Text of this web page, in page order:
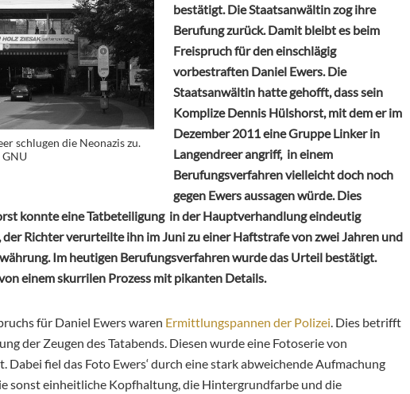
schlugen die Neonazis zu.
bestätigt. Die Staatsanwältin zog ihre
Berufung zurück. Damit bleibt es beim
Freispruch für den einschlägig
vorbestraften Daniel Ewers. Die
Staatsanwältin hatte gehofft, dass sein
Komplize Dennis Hülshorst, mit dem er im
Dezember 2011 eine Gruppe Linker in
Langendreer angriff, in einem
Berufungsverfahren vielleicht doch noch
gegen Ewers aussagen würde. Dies
konnte eine Tatbeteiligung in der Hauptverhandlung eindeutig
der Richter verurteilte ihn im Juni zu einer Haftstrafe von zwei Jahren und
Im heutigen Berufungsverfahren wurde das Urteil bestätigt.
einem skurrilen Prozess mit pikanten Details.
für Daniel Ewers waren Ermittlungspannen der Polizei . Dies betrifft
der Zeugen des Tatabends. Diesen wurde eine Fotoserie von
Dabei fiel das Foto Ewers‘ durch eine stark abweichende Aufmachung
sonst einheitliche Kopfhaltung, die Hintergrundfarbe und die